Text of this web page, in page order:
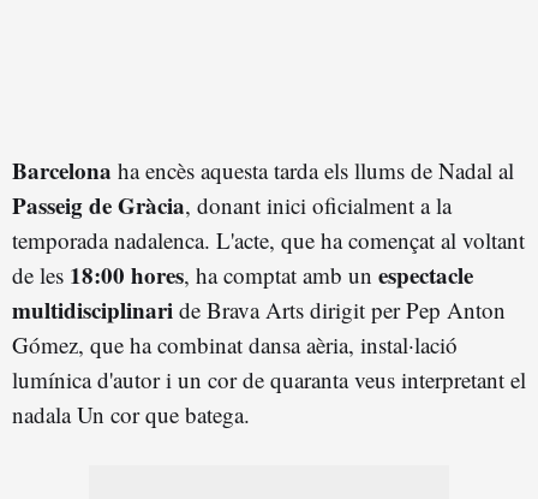
Barcelona ha encès aquesta tarda els llums de Nadal al
Passeig de Gràcia, donant inici oficialment a la
temporada nadalenca. L'acte, que ha començat al voltant
de les 18:00 hores, ha comptat amb un espectacle
multidisciplinari de Brava Arts dirigit per Pep Anton
Gómez, que ha combinat dansa aèria, instal·lació
lumínica d'autor i un cor de quaranta veus interpretant el
nadala Un cor que batega.